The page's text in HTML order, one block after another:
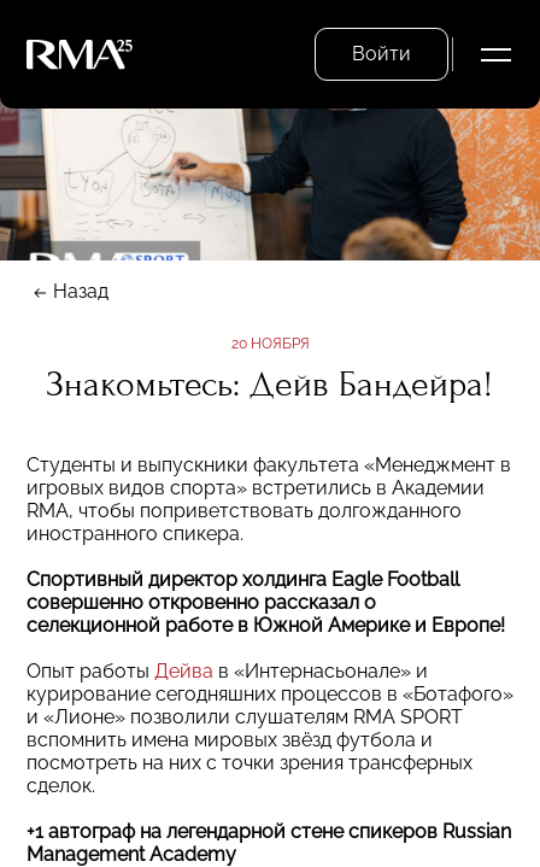
Войти
Назад
20 НОЯБРЯ
Знакомьтесь: Дейв Бандейра!
Студенты и выпускники факультета «Менеджмент в
игровых видов спорта» встретились в Академии
RMA, чтобы поприветствовать долгожданного
иностранного спикера.
Спортивный директор холдинга Eagle Football
совершенно откровенно рассказал о
селекционной работе в Южной Америке и Европе!
Опыт работы Дейва в «Интернасьонале» и
курирование сегодняшних процессов в «Ботафого»
и «Лионе» позволили слушателям RMA SPORT
вспомнить имена мировых звёзд футбола и
посмотреть на них с точки зрения трансферных
сделок.
+1 автограф на легендарной стене спикеров Russian
Management Academy